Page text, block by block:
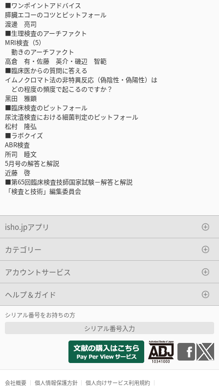
■ワンポイントアドバイス
膵臓エコーのコツとピットフォール
渡邊 亮司
■生理検査のアーチファクト
MRI検査（5）
動きのアーチファクト
高倉 有・佐藤 英介・磯辺 智範
■臨床医からの質問に答える
イムノクロマト法の非特異反応（偽陰性・偽陽性）は
どの程度の頻度で起こるのですか？
黒田 雅顕
■臨床検査のピットフォール
尿沈渣検査における細菌判定のピットフォール
松村 隆弘
■ラボクイズ
ABR検査
所司 睦文
5月号の解答と解説
近藤 啓
■第65回臨床検査技師国家試験－解答と解説
「検査と技術」編集委員会
isho.jpアプリ
カテゴリー
アカウントサービス
ヘルプ＆ガイド
シリアル番号をお持ちの方
シリアル番号入力
会社概要 個人情報保護方針 個人向けサービス利用規約